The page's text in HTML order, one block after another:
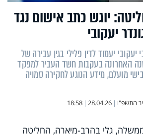
יוגש כתב אישום נגד
יעקובי
יעמוד לדין פלילי בגין עבירה של
האחרונה בעקבות חשד העביר למפקד
מועלם, מידע הנוגע לחקירה סמויה
התשפ"ו |
28.04.26
|
18:58
גלי בהרב-מיארה, החליטה